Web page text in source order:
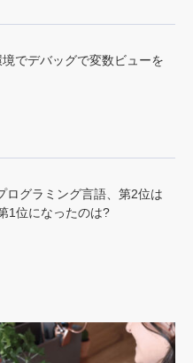
でデバッグで変数ビューを
ログラミング言語、第2位は
1位になったのは?